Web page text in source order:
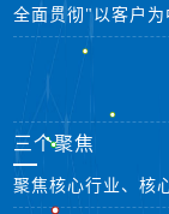
全面贯彻"以客户
三个聚焦
聚焦核心行业、核